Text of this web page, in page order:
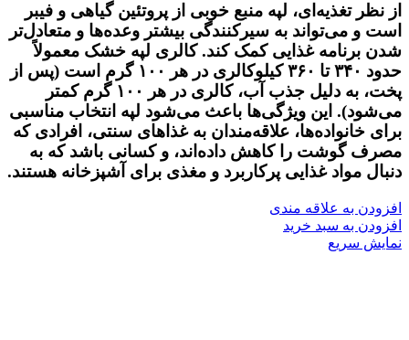
از نظر تغذیه‌ای، لپه منبع خوبی از پروتئین گیاهی و فیبر
است و می‌تواند به سیرکنندگی بیشتر وعده‌ها و متعادل‌تر
شدن برنامه غذایی کمک کند.کالری لپه خشک معمولاً
حدود ۳۴۰ تا ۳۶۰ کیلوکالری در هر ۱۰۰ گرم
است (پس از
پخت، به دلیل جذب آب، کالری در هر ۱۰۰ گرم کمتر
می‌شود). این ویژگی‌ها باعث می‌شود لپه انتخاب مناسبی
برای خانواده‌ها، علاقه‌مندان به غذاهای سنتی، افرادی که
مصرف گوشت را کاهش داده‌اند، و کسانی باشد که به
دنبال مواد غذایی پرکاربرد و مغذی برای آشپزخانه هستند.
افزودن به علاقه مندی
افزودن به سبد خرید
نمایش سریع